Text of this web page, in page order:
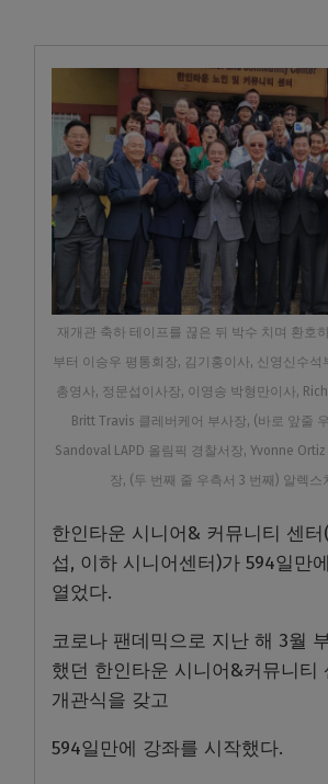
재개관 축하 테이프를 끊은 뒤 박수 치며 환호
부터 이승우 평통회장, 김기홍이사, 신영신수석
총영사, 정문섭이사장, 이영송 박형만이사,
Britt Travis 클레버케어 부사장, (바로 앞줄
Sandoval LAPD 올림픽 경찰서장, Yvonne
장, (두 번째 줄 우측서 3 번째) 알렉스
한인타운 시니어& 커뮤니티 센
섭, 이하 시니어센터)가 594일만
열었다.
코로나 팬데믹으로 지난 해 3월
했던 한인타운 시니어&커뮤니티
개관식을 갖고
594일만에 강좌를 시작했다.